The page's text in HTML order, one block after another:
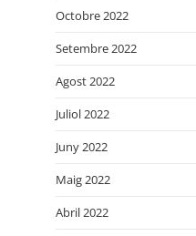
Octobre 2022
Setembre 2022
Agost 2022
Juliol 2022
Juny 2022
Maig 2022
Abril 2022